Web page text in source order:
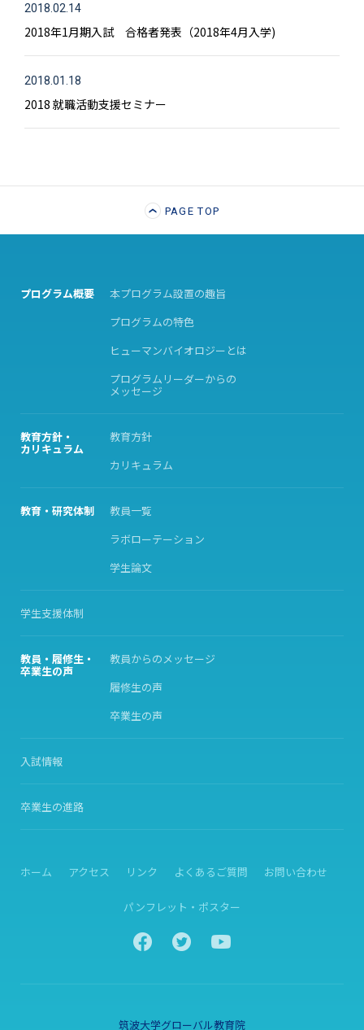
2018.02.14
2018年1月期入試 合格者発表（2018年4月入学)
2018.01.18
2018 就職活動支援セミナー
PAGE TOP
プログラム概要
本プログラム設置の趣旨
プログラムの特色
ヒューマンバイオロジーとは
プログラムリーダーからの
メッセージ
教育方針・
カリキュラム
教育方針
カリキュラム
教育・研究体制
教員一覧
ラボローテーション
学生論文
学生支援体制
教員・履修生・
卒業生の声
教員からのメッセージ
履修生の声
卒業生の声
入試情報
卒業生の進路
ホーム アクセス リンク よくあるご質問 お問い合わせ
パンフレット・ポスター
筑波大学グローバル教育院